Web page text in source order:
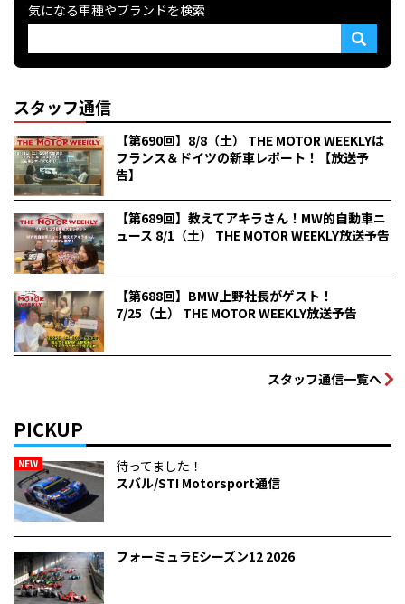
気になる車種やブランドを検索
スタッフ通信
【第690回】8/8（土） THE MOTOR WEEKLYは
フランス＆ドイツの新車レポート！【放送予
告】
【第689回】教えてアキラさん！MW的自動車ニ
ュース 8/1（土） THE MOTOR WEEKLY放送予告
【第688回】BMW上野社長がゲスト！
7/25（土） THE MOTOR WEEKLY放送予告
スタッフ通信一覧へ
PICKUP
NEW
待ってました！
スバル/STI Motorsport通信
フォーミュラEシーズン12 2026